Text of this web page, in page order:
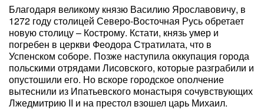
Благодаря великому князю Василию Ярославовичу, в
1272 году столицей Северо-Восточная Русь обретает
новую столицу – Кострому. Кстати, князь умер и
погребен в церкви Феодора Стратилата, что в
Успенском соборе. Позже наступила оккупация города
польскими отрядами Лисовского, которые разграбили и
опустошили его. Но вскоре городское ополчение
вытеснили из Ипатьевского монастыря сочувствующих
Лжедмитрию II и на престол взошел царь Михаил.